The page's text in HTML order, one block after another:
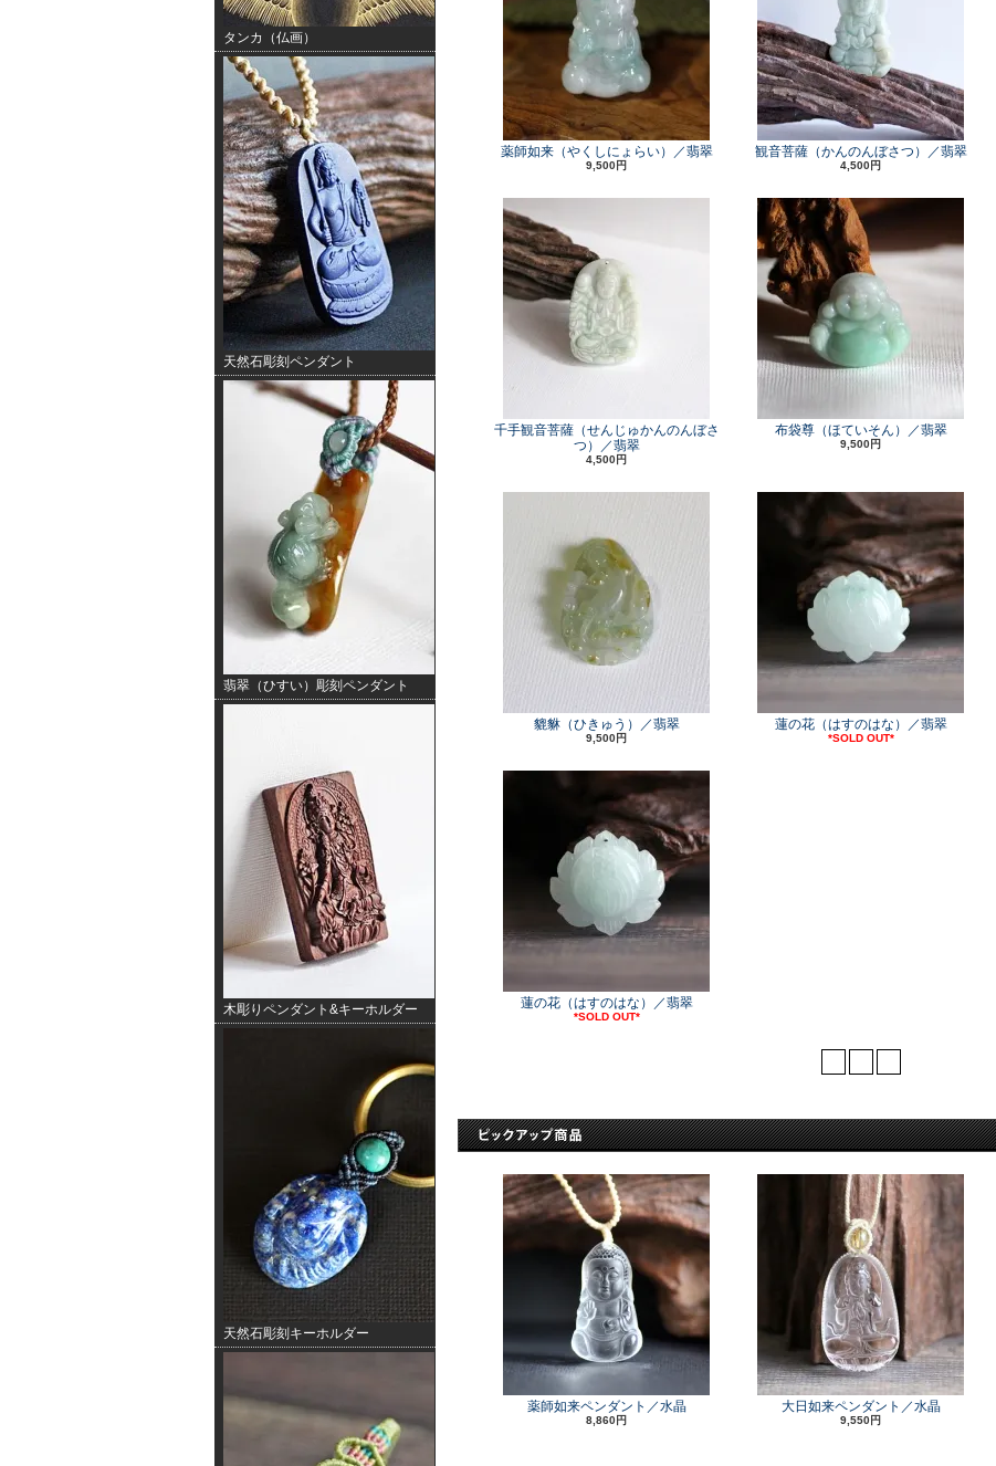
タンカ（仏画）
天然石彫刻ペンダント
翡翠（ひすい）彫刻ペンダント
木彫りペンダント&キーホルダー
天然石彫刻キーホルダー
薬師如来（やくしにょらい）／翡翠
9,500円
観音菩薩（かんのんぼさつ）／翡翠
4,500円
千手観音菩薩（せんじゅかんのんぼさ
つ）／翡翠
4,500円
布袋尊（ほていそん）／翡翠
9,500円
貔貅（ひきゅう）／翡翠
9,500円
蓮の花（はすのはな）／翡翠
*SOLD OUT*
蓮の花（はすのはな）／翡翠
*SOLD OUT*
薬師如来ペンダント／水晶
8,860円
大日如来ペンダント／水晶
9,550円